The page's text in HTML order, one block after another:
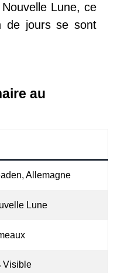
Lune, ce
de jours se sont
au
Allemagne
Lune
Visible